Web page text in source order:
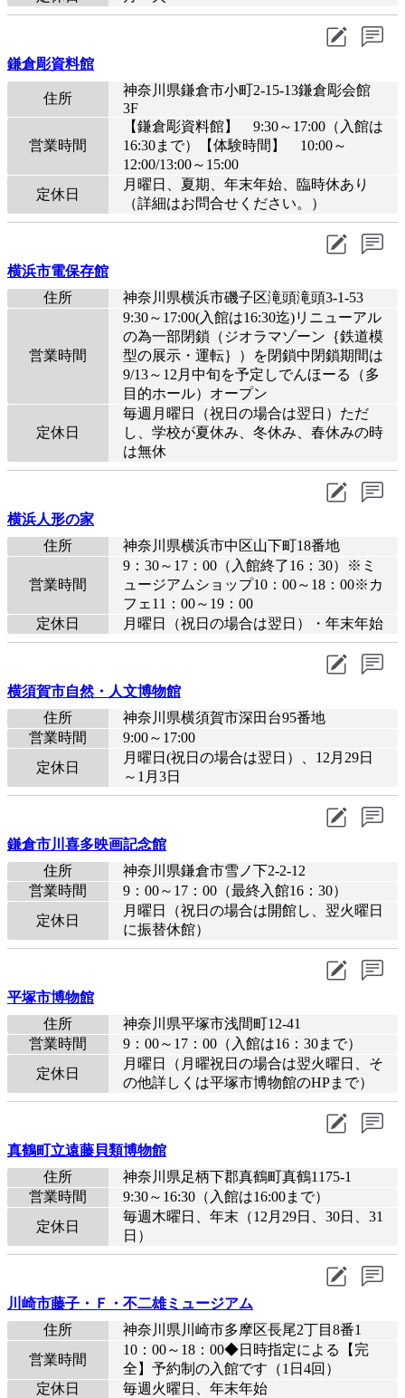
鎌倉彫資料館
住所
神奈川県鎌倉市小町2-15-13鎌倉彫会館
3F
営業時間
【鎌倉彫資料館】 9:30～17:00（入館は
16:30まで）【体験時間】 10:00～
12:00/13:00～15:00
定休日
月曜日、夏期、年末年始、臨時休あり
（詳細はお問合せください。）
横浜市電保存館
住所
神奈川県横浜市磯子区滝頭滝頭3-1-53
営業時間
9:30～17:00(入館は16:30迄)リニューアル
の為一部閉鎖（ジオラマゾーン｛鉄道模
型の展示・運転｝）を閉鎖中閉鎖期間は
9/13～12月中旬を予定しでんほーる（多
目的ホール）オープン
定休日
毎週月曜日（祝日の場合は翌日）ただ
し、学校が夏休み、冬休み、春休みの時
は無休
横浜人形の家
住所
神奈川県横浜市中区山下町18番地
営業時間
9：30～17：00（入館終了16：30）※ミ
ュージアムショップ10：00～18：00※カ
フェ11：00～19：00
定休日
月曜日（祝日の場合は翌日）・年末年始
横須賀市自然・人文博物館
住所
神奈川県横須賀市深田台95番地
営業時間
9:00～17:00
定休日
月曜日(祝日の場合は翌日）、12月29日
～1月3日
鎌倉市川喜多映画記念館
住所
神奈川県鎌倉市雪ノ下2-2-12
営業時間
9：00～17：00（最終入館16：30）
定休日
月曜日（祝日の場合は開館し、翌火曜日
に振替休館）
平塚市博物館
住所
神奈川県平塚市浅間町12-41
営業時間
9：00～17：00（入館は16：30まで）
定休日
月曜日（月曜祝日の場合は翌火曜日、そ
の他詳しくは平塚市博物館のHPまで）
真鶴町立遠藤貝類博物館
住所
神奈川県足柄下郡真鶴町真鶴1175-1
営業時間
9:30～16:30（入館は16:00まで）
定休日
毎週木曜日、年末（12月29日、30日、31
日）
川崎市藤子・Ｆ・不二雄ミュージアム
住所
神奈川県川崎市多摩区長尾2丁目8番1
営業時間
10：00～18：00◆日時指定による【完
全】予約制の入館です（1日4回）
定休日
毎週火曜日、年末年始